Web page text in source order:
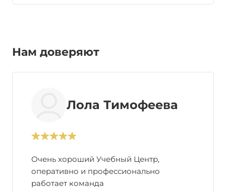
Нам доверяют
Лола Тимофеева
Очень хороший Учебный Центр,
оперативно и профессионально
работает команда